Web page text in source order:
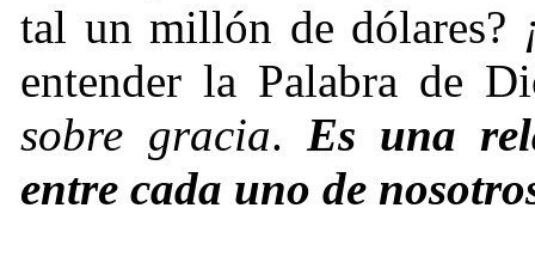
tal un millón de dólares?
entender la Palabra de
sobre gracia. Es una
entre cada uno de